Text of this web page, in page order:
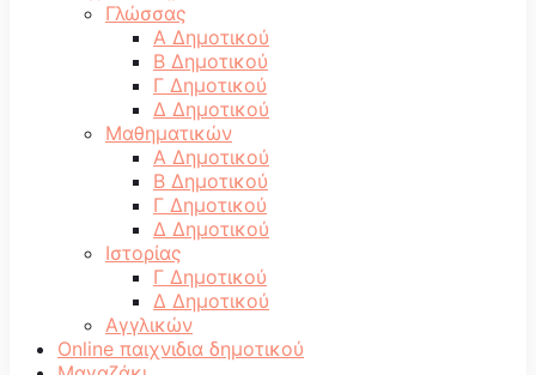
Γλώσσας
Α Δημοτικού
Β Δημοτικού
Γ Δημοτικού
Δ Δημοτικού
Μαθηματικών
Α Δημοτικού
Β Δημοτικού
Γ Δημοτικού
Δ Δημοτικού
Ιστορίας
Γ Δημοτικού
Δ Δημοτικού
Αγγλικών
Online παιχνιδια δημοτικού